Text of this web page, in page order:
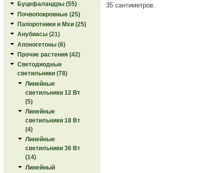
Буцефаландры (55)
Почвопокровные (25)
Папоротники и Мхи (25)
Анубиасы (21)
Апоногетоны (6)
Прочие растения (42)
Светодиодные
светильники (78)
Линейные
светильники 12 Вт
(5)
Линейные
светильники 18 Вт
(4)
Линейные
светильники 36 Вт
(14)
Линейный
35 сантиметров.